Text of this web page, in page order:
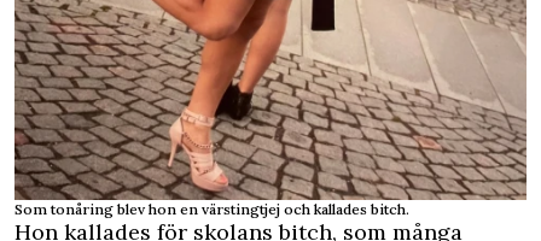
Som tonåring blev hon en värstingtjej och kallades bitch.
Hon kallades för skolans bitch, som många